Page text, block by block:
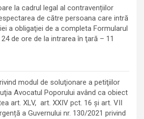
la cadrul legal al contravențiilor
de către persoana care intră
a obligaţiei de a completa Formularul
de ore de la intrarea în ţară – 11
modul de soluţionare a petiţiilor
Avocatul Poporului având ca obiect
art. XLV, art. XXIV pct. 16 și art. VII
a Guvernului nr. 130/2021 privind